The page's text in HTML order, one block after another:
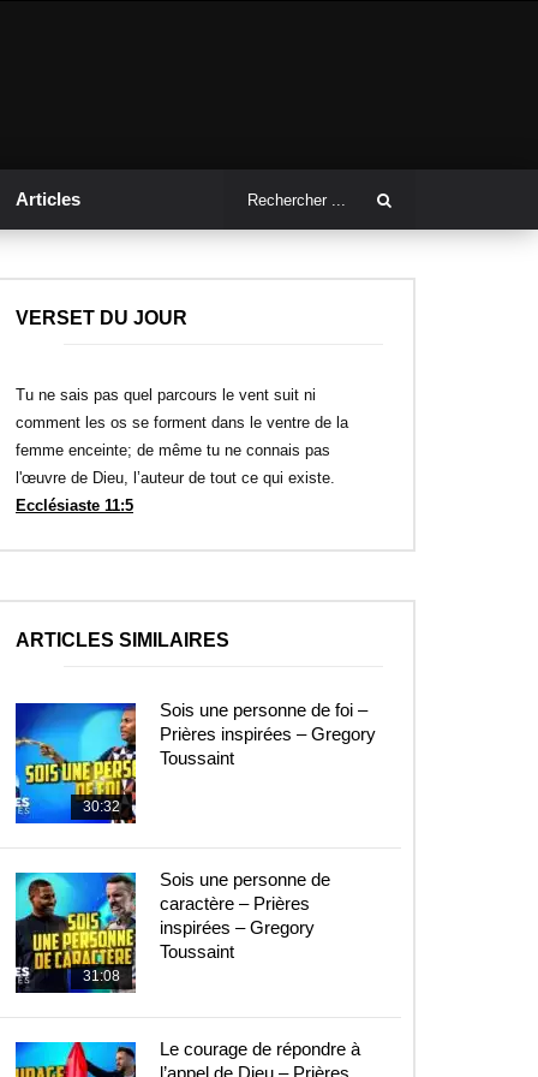
Articles
VERSET DU JOUR
Tu ne sais pas quel parcours le vent suit ni
comment les os se forment dans le ventre de la
femme enceinte; de même tu ne connais pas
l'œuvre de Dieu, l’auteur de tout ce qui existe.
Ecclésiaste 11:5
ARTICLES SIMILAIRES
30:32
Sois une personne de foi –
Prières inspirées – Gregory
Toussaint
31:08
Sois une personne de
caractère – Prières
inspirées – Gregory
Toussaint
Le courage de répondre à
l’appel de Dieu – Prières